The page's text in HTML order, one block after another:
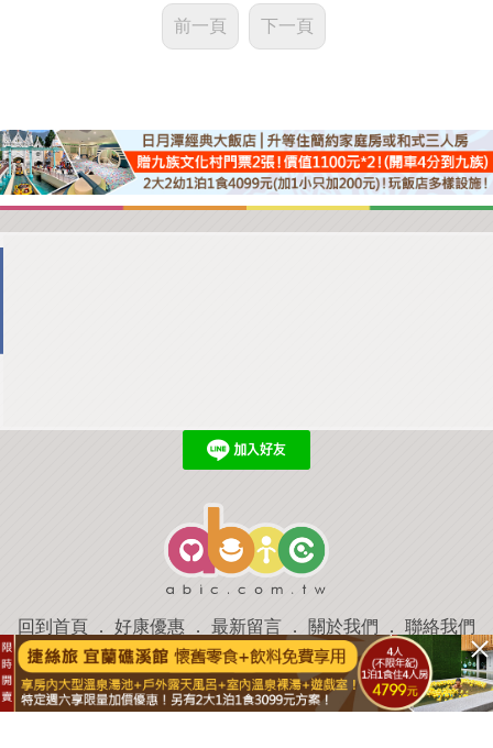
前一頁 下一頁
回到首頁 ． 好康優惠 ． 最新留言 ． 關於我們 ． 聯絡我們
部落格微件．商家合作．討論區 ．推薦景點． APP下載
羿磊資訊 服務條款&隱私權政策